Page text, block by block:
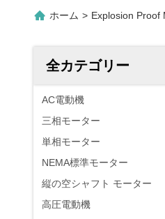
ホーム > Explosion Proof
全カテゴリー
AC電動機
三相モーター
単相モーター
NEMA標準モーター
縦の空シャフト モーター
高圧電動機